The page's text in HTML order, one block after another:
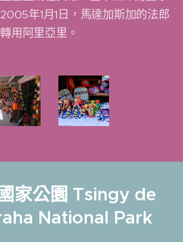
年1月1日，馬達加斯加的法郎
用阿里亞里。
家公園 Tsingy de
National Park